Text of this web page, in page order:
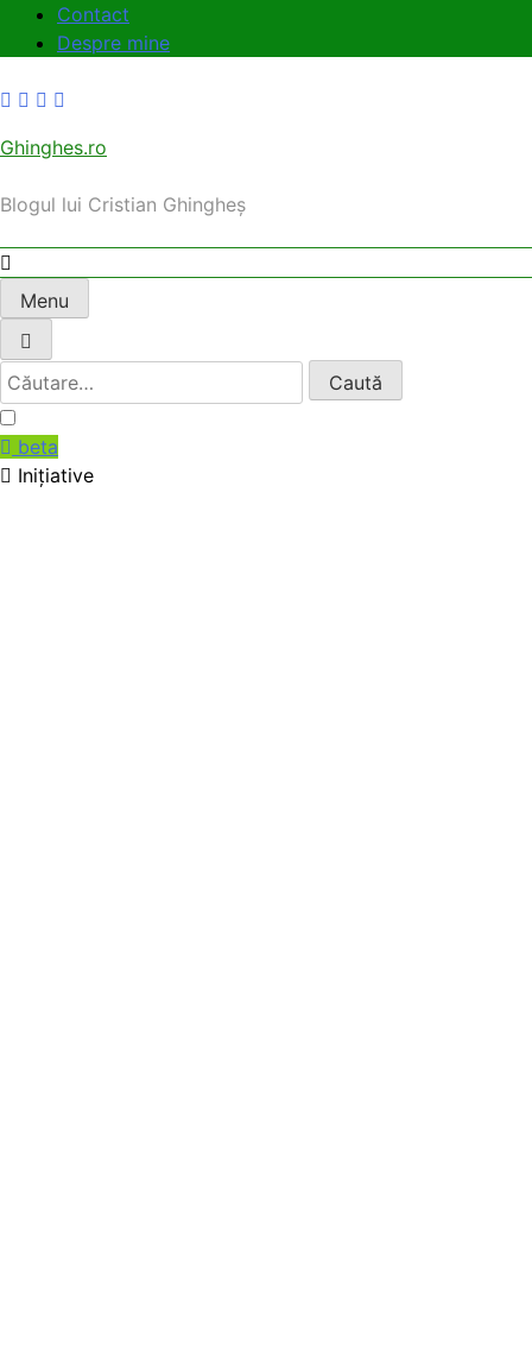
Skip
Contact
Despre mine
Ghinghes.ro
Blogul lui Cristian Ghingheș
Menu
Caută
după:
beta
Inițiative